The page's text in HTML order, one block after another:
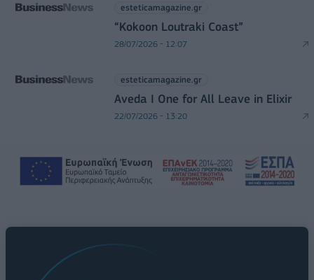
esteticamagazine.gr
“Kokoon Loutraki Coast”
28/07/2026 - 12:07
esteticamagazine.gr
Aveda I One for All Leave in Elixir
22/07/2026 - 13:20